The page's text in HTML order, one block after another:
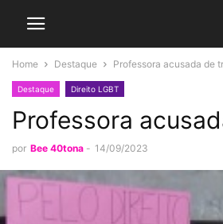
Home Destaque Professora acusada de
Destaque Direito LGBT
Professora
por Bee 40tona - 14/09/2023